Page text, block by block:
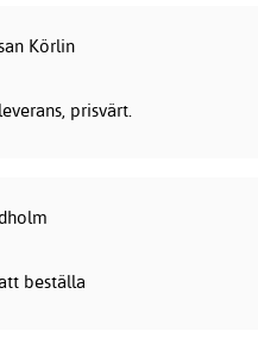
Körlin
prisvärt.
beställa